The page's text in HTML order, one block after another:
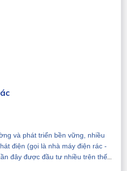
và phát triển bền vững, nhiều
điện (gọi là nhà máy điện rác -
đây được đầu tư nhiều trên thế